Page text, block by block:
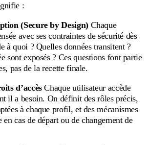
:
(Secure by Design)Chaque
avec ses contraintes de sécurité dès
à quoi ? Quelles données transitent ?
sont exposés ? Ces questions font partie
pas de la recette finale.
d’accèsChaque utilisateur accède
il a besoin. On définit des rôles précis,
à chaque profil, et des mécanismes
cas de départ ou de changement de